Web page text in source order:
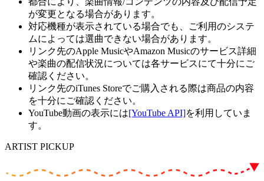
が変更となる場合があります。
対応機種が表示されている場合でも、ご利用のシステ
ムによっては選曲できない場合があります。
リンク先のApple MusicやAmazon Musicのサービス詳細
や楽曲の配信状況については各サービスにて十分にご
確認ください。
リンク先のiTunes Storeでご購入される際は商品の内容
を十分にご確認ください。
YouTube動画の表示には[YouTube API]を利用していま
す。
ARTIST PICKUP